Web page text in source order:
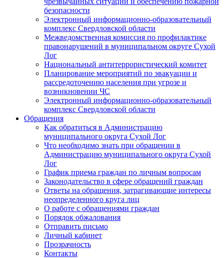
безопасности
Электронный информационно-образовательный
комплекс Cвердловской области
Межведомственная комиссия по профилактике
правонарушений в муниципальном округе Сухой
Лог
Национальный антитеррористический комитет
Планирование мероприятий по эвакуации и
рассредоточению населения при угрозе и
возникновении ЧС
Электронный информационно-образовательный
комплекс Свердловской области
Обращения
Как обратиться в Администрацию
муниципального округа Сухой Лог
Что необходимо знать при обращении в
Администрацию муниципального округа Сухой
Лог
График приема граждан по личным вопросам
Законодательство в сфере обращений граждан
Ответы на обращения, затрагивающие интересы
неопределенного круга лиц
О работе с обращениями граждан
Порядок обжалования
Отправить письмо
Личный кабинет
Прозрачность
Контакты